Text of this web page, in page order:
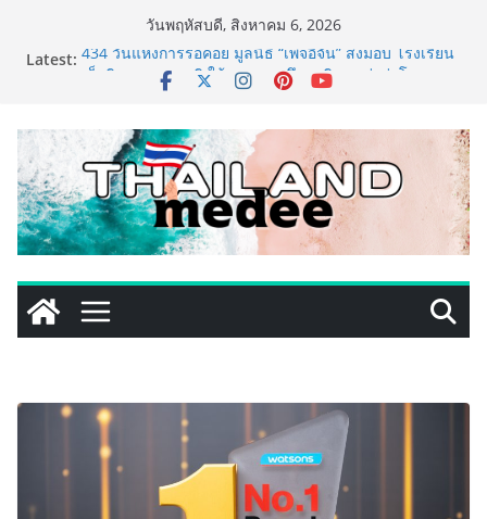
วันพฤหัสบดี, สิงหาคม 6, 2026
Latest: 434 วันแห่งการรอคอย มูลนิธิ “เพจอีจัน” ส่งมอบ โรงเรียน
เด็กพิเศษทองผาภูมิ ให้กระทรวงศึกษาธิการ ส่งต่อโอกาส
เปลี่ยนพื้นที่ว่างเปล่าให้กลายเป็นโรงเรียนแห่งความหวัง
Barter Connect ฉลอง 29 ปี เปิด Brand New Concept
“Together We Grow” สร้างระบบนิเวศธุรกิจ หนุน SME
ไทยเติบโตไปด้วยกัน
การท่องเที่ยวแห่งประเทศไทย สำนักงานมุมไบ เดินหน้า
กลยุทธ์ Partnership 360° ผนึก Team Thailand ขยาย
ฐานตลาดอินเดียใต้–ศรีลังกา ผลักดันไทยสู่ Top of Mind
Destination และกระตุ้นการเดินทางของนักท่องเที่ยวใน
ช่วงครึ่งปีหลัง 2569
TECNO ประกาศทรานส์ฟอร์มจากเกมมิ่งโฟน สู่ไลฟ์สไตล์
แฟชั่นไอเท็ม เสิร์ฟใหญ่ปักหมุดแลนมาร์คใหม่กลางสถานี
มิตรโมเดิร์นเทรดชั้นนำ นำร่องเปิดตัว “NIPPON PAINT
WORRY FREE” โปรแกรมดูแลคุณภาพฟิล์มสีหลังการขาย
ยกระดับความมั่นใจลูกค้าด้วยผลิตภัณฑ์คุณภาพและ
บริการหลังการขายที่ครบวงจร